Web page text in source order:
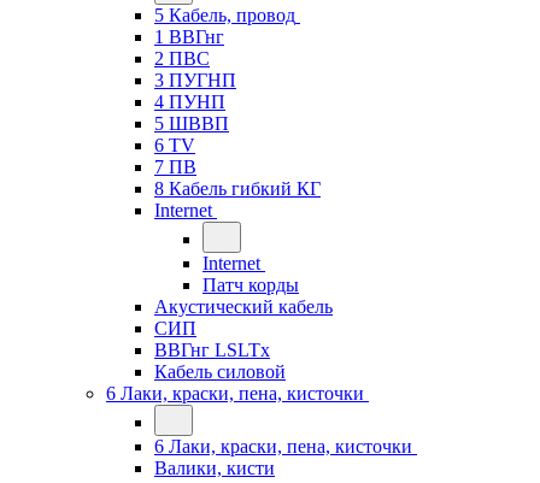
5 Кабель, провод
1 ВВГнг
2 ПВС
3 ПУГНП
4 ПУНП
5 ШВВП
6 TV
7 ПВ
8 Кабель гибкий КГ
Internet
Internet
Патч корды
Акустический кабель
СИП
ВВГнг LSLTx
Кабель силовой
6 Лаки, краски, пена, кисточки
6 Лаки, краски, пена, кисточки
Валики, кисти